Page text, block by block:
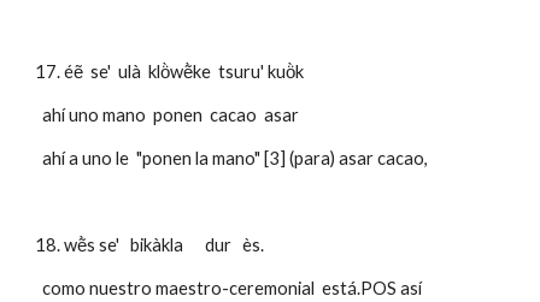
17. éẽ  se'  ulà  klö̀wẽ̀ke  tsuru' kuö̀k
  ahí uno mano  ponen  cacao  asar
  ahí a uno le  "ponen la mano" [3] (para) asar cacao,
18. wẽ̀s se'   bikàkla      dur   ès.
  como nuestro maestro-ceremonial  está.POS así